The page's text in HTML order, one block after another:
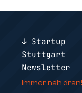
↓ Startup
Stuttgart
Newsletter
Immer nah dran!